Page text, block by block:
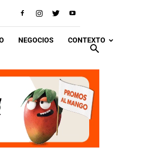
NEGOCIOS CONTEXTO